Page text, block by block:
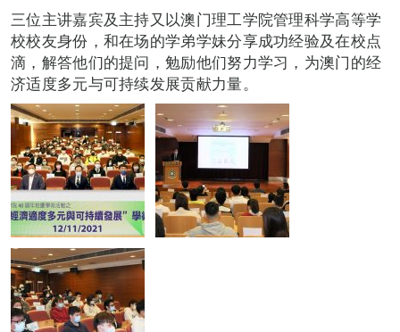
三位主讲嘉宾及主持又以澳门理工学院管理科学高等学
校校友身份，和在场的学弟学妹分享成功经验及在校点
滴，解答他们的提问，勉励他们努力学习，为澳门的经
济适度多元与可持续发展贡献力量。